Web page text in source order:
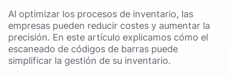
Al optimizar los procesos de inventario, las
empresas pueden reducir costes y aumentar la
precisión. En este artículo explicamos cómo el
escaneado de códigos de barras puede
simplificar la gestión de su inventario.